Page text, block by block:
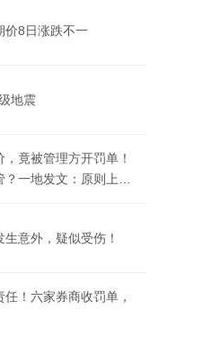
价8日涨跌不一
地震
竟被管理方开罚单！
一地发文：原则上自
意外，疑似受伤！
！六家券商收罚单，